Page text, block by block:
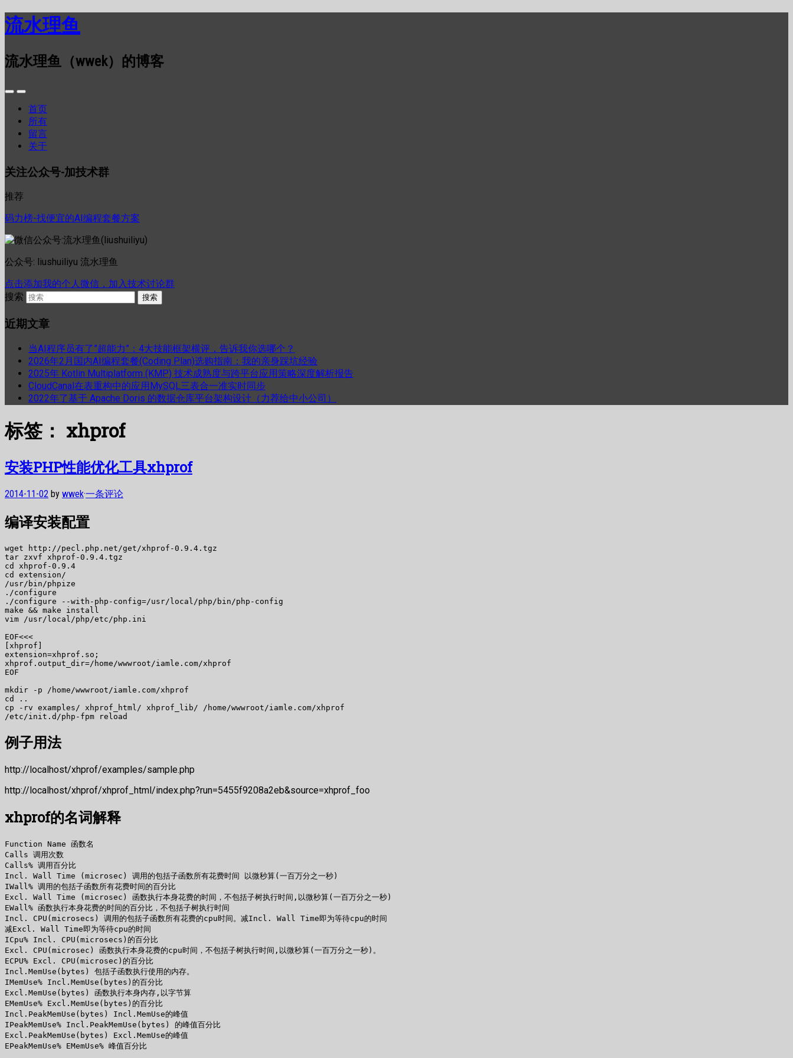
流水理鱼
流水理鱼（wwek）的博客
首页
所有
留言
关于
关注公众号-加技术群
推荐
码力榜-找便宜的AI编程套餐方案
公众号: liushuiliyu 流水理鱼
点击添加我的个人微信，加入技术讨论群
搜索
近期文章
当AI程序员有了”超能力”：4大技能框架横评，告诉我你选哪个？
2026年2月国内AI编程套餐(Coding Plan)选购指南：我的亲身踩坑经验
2025年 Kotlin Multiplatform (KMP) 技术成熟度与跨平台应用策略深度解析报告
CloudCanal在表重构中的应用MySQL三表合一准实时同步
2022年了基于 Apache Doris 的数据仓库平台架构设计（力荐给中小公司）
标签： xhprof
安装PHP性能优化工具xhprof
2014-11-02 by wwek·一条评论
编译安装配置
wget http://pecl.php.net/get/xhprof-0.9.4.tgz
tar zxvf xhprof-0.9.4.tgz
cd xhprof-0.9.4
cd extension/
/usr/bin/phpize
./configure
./configure --with-php-config=/usr/local/php/bin/php-config
make && make install
vim /usr/local/php/etc/php.ini
EOF<<<
[xhprof]
extension=xhprof.so;
xhprof.output_dir=/home/wwwroot/iamle.com/xhprof
EOF
mkdir -p /home/wwwroot/iamle.com/xhprof
cd ..
cp -rv examples/ xhprof_html/ xhprof_lib/ /home/wwwroot/iamle.com/xhprof
/etc/init.d/php-fpm reload
例子用法
http://localhost/xhprof/examples/sample.php
http://localhost/xhprof/xhprof_html/index.php?run=5455f9208a2eb&source=xhprof_foo
xhprof的名词解释
Function Name 函数名
Calls 调用次数
Calls% 调用百分比
Incl. Wall Time (microsec) 调用的包括子函数所有花费时间 以微秒算(一百万分之一秒)
IWall% 调用的包括子函数所有花费时间的百分比
Excl. Wall Time (microsec) 函数执行本身花费的时间，不包括子树执行时间,以微秒算(一百万分之一秒)
EWall% 函数执行本身花费的时间的百分比，不包括子树执行时间
Incl. CPU(microsecs) 调用的包括子函数所有花费的cpu时间。减Incl. Wall Time即为等待cpu的时间
减Excl. Wall Time即为等待cpu的时间
ICpu% Incl. CPU(microsecs)的百分比
Excl. CPU(microsec) 函数执行本身花费的cpu时间，不包括子树执行时间,以微秒算(一百万分之一秒)。
ECPU% Excl. CPU(microsec)的百分比
Incl.MemUse(bytes) 包括子函数执行使用的内存。
IMemUse% Incl.MemUse(bytes)的百分比
Excl.MemUse(bytes) 函数执行本身内存,以字节算
EMemUse% Excl.MemUse(bytes)的百分比
Incl.PeakMemUse(bytes) Incl.MemUse的峰值
IPeakMemUse% Incl.PeakMemUse(bytes) 的峰值百分比
Excl.PeakMemUse(bytes) Excl.MemUse的峰值
EPeakMemUse% EMemUse% 峰值百分比